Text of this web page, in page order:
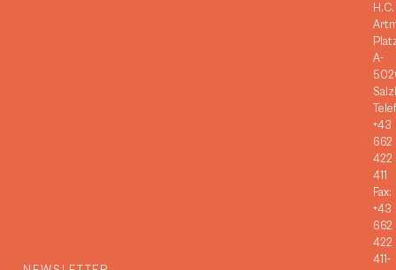
H.C.
A-
+43
662
422
411
Fax:
+43
662
422
411-